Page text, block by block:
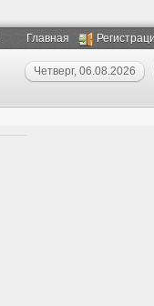
Главная
Четверг, 06.08.2026